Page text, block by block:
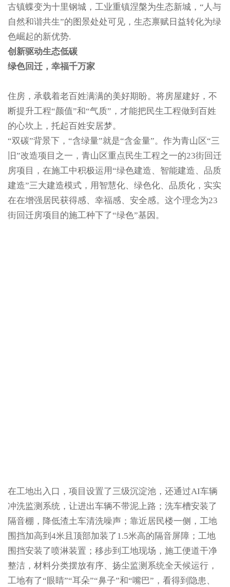
古镇蝶变为十里钢城，工业重镇涅槃为生态新城，“人与
自然和谐共生”的图景处处可见，生态禀赋日益转化为绿
色崛起的新优势.
创新驱动生态低碳
绿色回迁，幸福千万家
住房，承载着老百姓满满的美好期盼。将房屋建好，不
断提升工程“颜值”和“气质”，才能把民生工程做到百姓
的心坎上，托起百姓安居梦。
“双碳”背景下，“含绿量”就是“含金量”。作为青山区“三
旧”改造项目之一，青山区重点民生工程之一的23街回迁
房项目，在施工中积极运用“绿色建造、智能建造、品质
建造”三大建造模式，用智慧化、绿色化、品质化，实实
在在增强居民获得感、幸福感、安全感。这个理念为23
街回迁房项目的施工种下了“绿色”基因。
在工地出入口，项目设置了三级沉淀池，还通过AI车辆
冲洗监测系统，让进出车辆不带泥上路；洗车槽安装了
隔音棚，降低渣土车清洗噪声；靠近居民楼一侧，工地
围挡加高到4米且顶部加装了1.5米高的隔音屏障；工地
围挡安装了喷淋装置；移步到工地现场，施工便道干净
整洁，材料分类摆放有序、扬尘监测系统全天候运行，
工地有了“眼睛”“耳朵”“鼻子”和“嘴巴”，看得到隐患、